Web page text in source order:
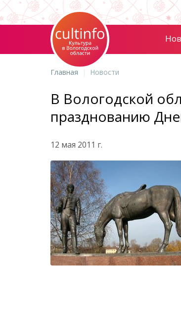
Главная Новости
В Вологодской
празднованию
12 мая 2011 г.